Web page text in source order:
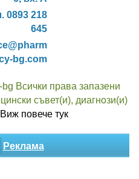
0893 218
645
bg.com
Всички права запазени
съвет(и), диагнози(и)
Виж повече тук
Реклама